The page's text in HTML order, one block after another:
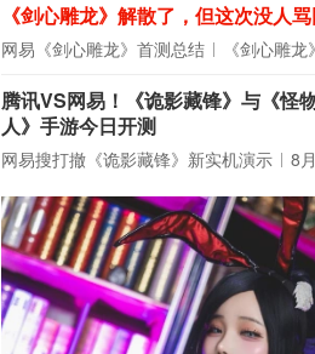
《剑心雕龙》解散了，但这次没人
网易《剑心雕龙》首测总结 《剑心雕龙》项目
腾讯VS网易！《诡影藏锋》与《怪
人》手游今日开测
网易搜打撤《诡影藏锋》新实机演示 8月新游前瞻：